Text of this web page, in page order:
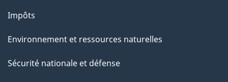
Impôts
Environnement et ressources naturelles
Sécurité nationale et défense